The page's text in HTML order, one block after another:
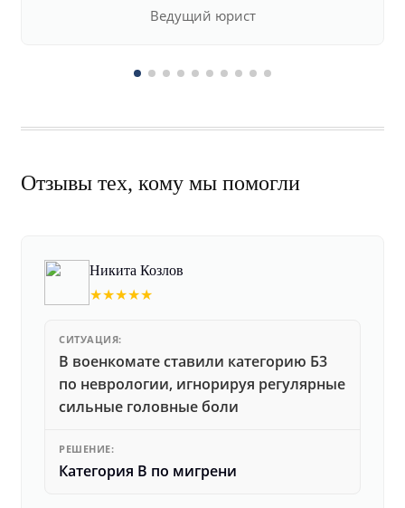
Ведущий юрист
Отзывы тех, кому мы помогли
Никита Козлов
★★★★★
СИТУАЦИЯ:
В военкомате ставили категорию Б3
по неврологии, игнорируя регулярные
сильные головные боли
РЕШЕНИЕ:
Категория В по мигрени